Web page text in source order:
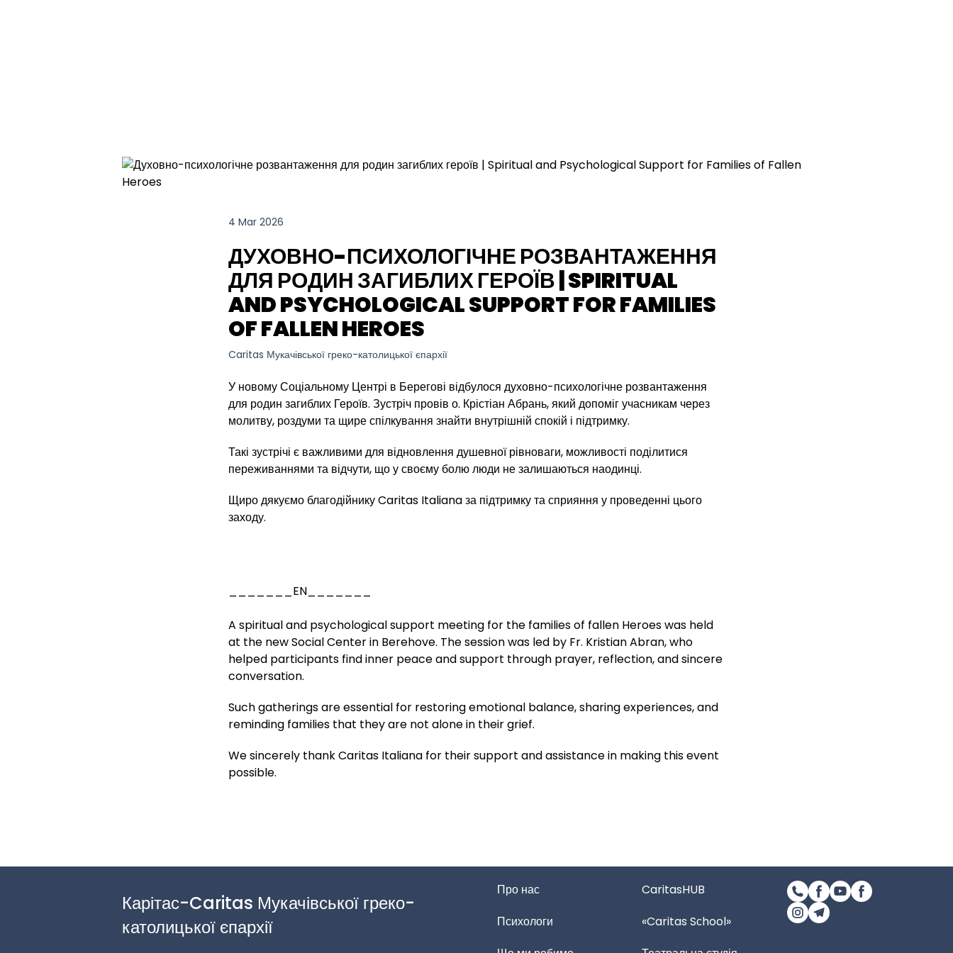
4 Mar 2026
ДУХОВНО-ПСИХОЛОГІЧНЕ РОЗВАНТАЖЕННЯ
ДЛЯ РОДИН ЗАГИБЛИХ ГЕРОЇВ | SPIRITUAL
AND PSYCHOLOGICAL SUPPORT FOR FAMILIES
OF FALLEN HEROES
Caritas Мукачівської греко-католицької єпархії
У новому Соціальному Центрі в Берегові відбулося духовно-психологічне розвантаження
для родин загиблих Героїв. Зустріч провів о. Крістіан Абрань, який допоміг учасникам через
молитву, роздуми та щире спілкування знайти внутрішній спокій і підтримку.
Такі зустрічі є важливими для відновлення душевної рівноваги, можливості поділитися
переживаннями та відчути, що у своєму болю люди не залишаються наодинці.
Щиро дякуємо благодійнику Caritas Italiana за підтримку та сприяння у проведенні цього
заходу.
_______EN_______
A spiritual and psychological support meeting for the families of fallen Heroes was held
at the new Social Center in Berehove. The session was led by Fr. Kristian Abran, who
helped participants find inner peace and support through prayer, reflection, and sincere
conversation.
Such gatherings are essential for restoring emotional balance, sharing experiences, and
reminding families that they are not alone in their grief.
We sincerely thank Caritas Italiana for their support and assistance in making this event
possible.
Карітас-Caritas Мукачівської греко-
католицької єпархії
Про нас
Психологи
CaritasHUB
«Caritas Sсhool»